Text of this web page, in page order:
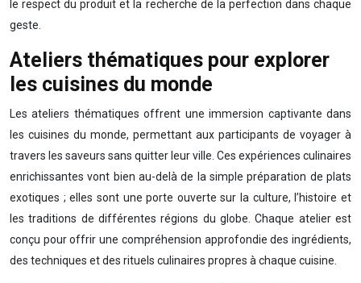
le respect du produit et la recherche de la perfection dans chaque
geste.
Ateliers thématiques pour explorer
les cuisines du monde
Les ateliers thématiques offrent une immersion captivante dans
les cuisines du monde, permettant aux participants de voyager à
travers les saveurs sans quitter leur ville. Ces expériences culinaires
enrichissantes vont bien au-delà de la simple préparation de plats
exotiques ; elles sont une porte ouverte sur la culture, l’histoire et
les traditions de différentes régions du globe. Chaque atelier est
conçu pour offrir une compréhension approfondie des ingrédients,
des techniques et des rituels culinaires propres à chaque cuisine.